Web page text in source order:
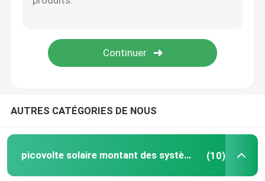
Systèmes d'alimentation solaire de télécom
module solaire monocristallin
AUTRES CATÉGORIES DE NOUS
picovolte solaire montant des systèmes (10)